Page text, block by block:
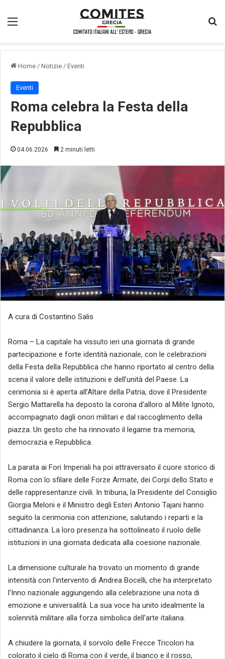
Menu
Home / Notizie / Eventi
Eventi
Roma celebra la Festa della
Repubblica
04.06.2026 2 minuti letti
A cura di Costantino Salis
​Roma – La capitale ha vissuto ieri una giornata di grande
partecipazione e forte identità nazionale, con le celebrazioni
della Festa della Repubblica che hanno riportato al centro della
scena il valore delle istituzioni e dell’unità del Paese. La
cerimonia si è aperta all’Altare della Patria, dove il Presidente
Sergio Mattarella ha deposto la corona d’alloro al Milite Ignoto,
accompagnato dagli onori militari e dal raccoglimento della
piazza. Un gesto che ha rinnovato il legame tra memoria,
democrazia e Repubblica.
​La parata ai Fori Imperiali ha poi attraversato il cuore storico di
Roma con lo sfilare delle Forze Armate, dei Corpi dello Stato e
delle rappresentanze civili. In tribuna, la Presidente del Consiglio
Giorgia Meloni e il Ministro degli Esteri Antonio Tajani hanno
seguito la cerimonia con attenzione, salutando i reparti e la
cittadinanza. La loro presenza ha sottolineato il ruolo delle
istituzioni in una giornata dedicata alla coesione nazionale.
​La dimensione culturale ha trovato un momento di grande
intensità con l’intervento di Andrea Bocelli, che ha interpretato
l’Inno nazionale aggiungendo alla celebrazione una nota di
emozione e universalità. La sua voce ha unito idealmente la
solennità militare alla forza simbolica dell’arte italiana.
​A chiudere la giornata, il sorvolo delle Frecce Tricolori ha
colorato il cielo di Roma con il verde, il bianco e il rosso,